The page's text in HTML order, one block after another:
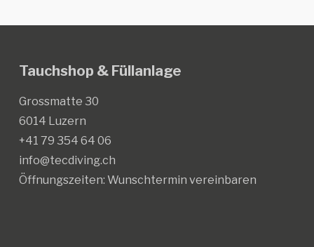
Tauchshop & Füllanlage
Grossmatte 30
6014 Luzern
+41 79 354 64 06
info@tecdiving.ch
Öffnungszeiten: Wunschtermin vereinbaren